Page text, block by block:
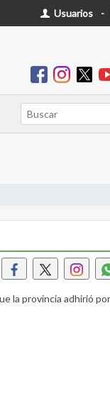
Usuarios -
la provincia adhirió por